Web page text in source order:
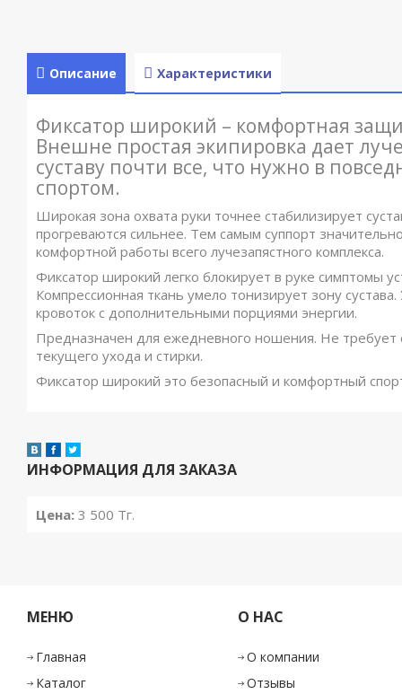
Описание Характеристики
Фиксатор широкий – комфортная
Внешне простая экипировка дает
суставу почти все, что нужно в
спортом.
Широкая зона охвата руки точнее стабилизирует
прогреваются сильнее. Тем самым суппорт
комфортной работы всего лучезапястного комплекса.
Фиксатор широкий легко блокирует в руке симптомы
Компрессионная ткань умело тонизирует зону
кровоток с дополнительными порциями энергии.
Предназначен для ежедневного ношения. Не требует
текущего ухода и стирки.
Фиксатор широкий это безопасный и комфортный
ИНФОРМАЦИЯ ДЛЯ ЗАКАЗА
Цена: 3 500 Тг.
МЕНЮ
Главная
Каталог
О НАС
О компании
Отзывы